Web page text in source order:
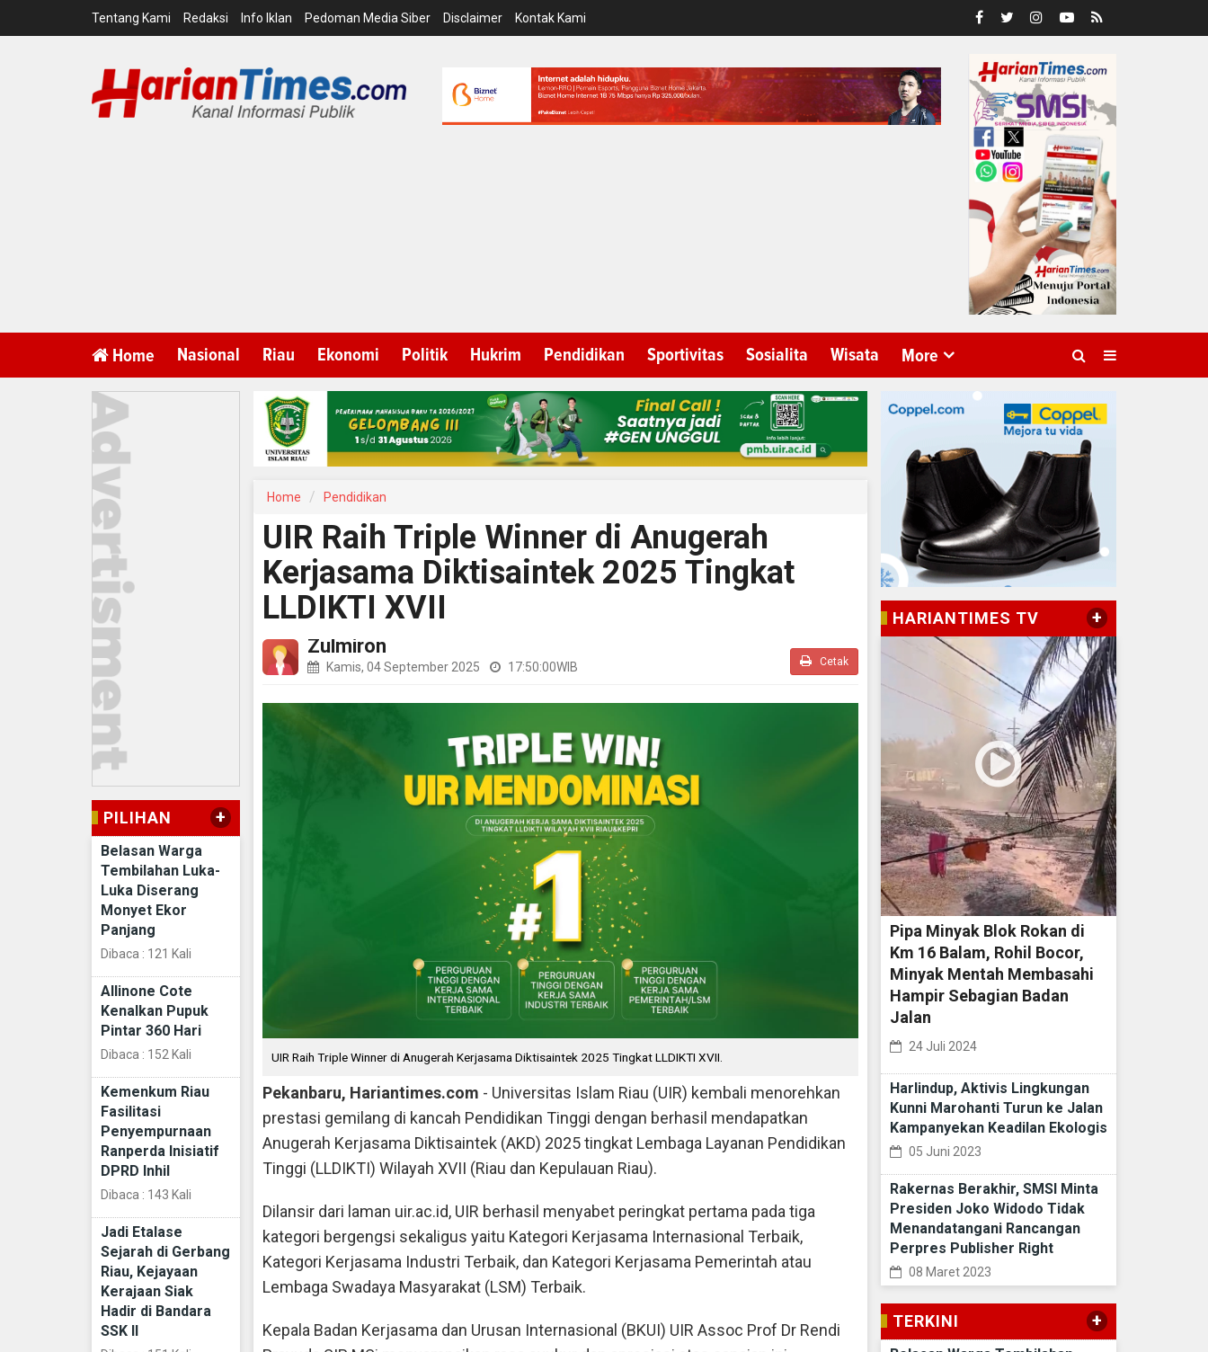
Tentang Kami Redaksi Info Iklan Pedoman Media Siber Disclaimer Kontak Kami
Home Nasional Riau Ekonomi Politik Hukrim Pendidikan Sportivitas Sosialita Wisata More
PILIHAN +
Belasan Warga
Tembilahan Luka-
Luka Diserang
Monyet Ekor
Panjang
Dibaca : 121 Kali
Allinone Cote
Kenalkan Pupuk
Pintar 360 Hari
Dibaca : 152 Kali
Kemenkum Riau
Fasilitasi
Penyempurnaan
Ranperda Inisiatif
DPRD Inhil
Dibaca : 143 Kali
Jadi Etalase
Sejarah di Gerbang
Riau, Kejayaan
Kerajaan Siak
Hadir di Bandara
SSK II
Home Pendidikan
UIR Raih Triple Winner di Anugerah
Kerjasama Diktisaintek 2025 Tingkat
LLDIKTI XVII
Zulmiron
Kamis, 04 September 2025 17:50:00WIB Cetak
UIR Raih Triple Winner di Anugerah Kerjasama Diktisaintek 2025 Tingkat LLDIKTI XVII.
Pekanbaru, Hariantimes.com - Universitas Islam Riau (UIR) kembali menorehkan
prestasi gemilang di kancah Pendidikan Tinggi dengan berhasil mendapatkan
Anugerah Kerjasama Diktisaintek (AKD) 2025 tingkat Lembaga Layanan Pendidikan
Tinggi (LLDIKTI) Wilayah XVII (Riau dan Kepulauan Riau).
Dilansir dari laman uir.ac.id, UIR berhasil menyabet peringkat pertama pada tiga
kategori bergengsi sekaligus yaitu Kategori Kerjasama Internasional Terbaik,
Kategori Kerjasama Industri Terbaik, dan Kategori Kerjasama Pemerintah atau
Lembaga Swadaya Masyarakat (LSM) Terbaik.
Kepala Badan Kerjasama dan Urusan Internasional (BKUI) UIR Assoc Prof Dr Rendi
HARIANTIMES TV +
Pipa Minyak Blok Rokan di
Km 16 Balam, Rohil Bocor,
Minyak Mentah Membasahi
Hampir Sebagian Badan
Jalan
24 Juli 2024
Harlindup, Aktivis Lingkungan
Kunni Marohanti Turun ke Jalan
Kampanyekan Keadilan Ekologis
05 Juni 2023
Rakernas Berakhir, SMSI Minta
Presiden Joko Widodo Tidak
Menandatangani Rancangan
Perpres Publisher Right
08 Maret 2023
TERKINI +